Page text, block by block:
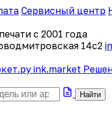
Сервисный центр
с 2001 года
14с2
ink.market
Найти